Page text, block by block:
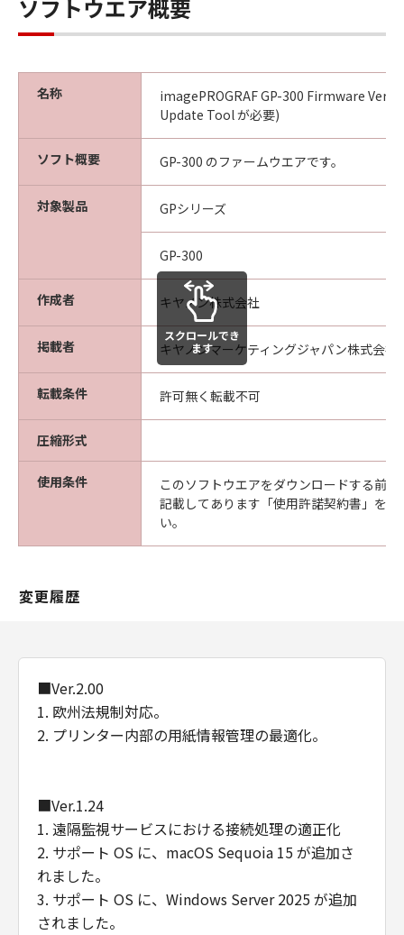
憶媒体に格納されて提供されている場合、
キヤノンは、お客様が「許諾ソフトウエ
（以下「メディア」と言います）に物理的
な欠陥がないことを保証します。当該保証
期間中に「メディア」に物理的な欠陥が発
ア」を交換いたします。
状態で使用許諾されます。キヤノン、キヤノン
の関連会社、それらの販売代理店及び販売店
は、「本ソフトウエア」に関して、商品性及び
特定の目的への適合性の保証を含め、いかなる
保証も、明示たると黙示たるとを問わず一切し
ないものとします。
(2) キヤノン、キヤノンの関連会社、それらの販
売代理店及び販売店は、「許諾ソフトウエア」
の使用または使用不能から生ずるいかなる損害
（逸失利益及びその他の派生的または付随的な
損害を含むがこれらに限定されない）につい
て、一切の責任を負わないものとします。例
え、キヤノン、キヤノンの関連会社、それらの
販売代理店及び販売店がかかる損害の可能性に
(3) キヤノン、キヤノンの関連会社、それらの販
売代理店及び販売店は、「本ソフトウエア」の
間に生じたいかなる紛争についても、一切責任
(4) 以上が、「本ソフトウエア」に関するキヤノ
ン、キヤノンの関連会社、それらの販売代理店
及び販売店のすべての責任であり、お客様の唯
お客様は、日本国政府または関連する外国政府
より必要な認可等を得ることなしに「本ソフト
ウエア」の全部または一部を、直接または間接
に輸出してはなりません。
契約期間
(1) 本契約は、お客様が「本ソフトウエア」を
ソフトウエア概要
名称
imagePROGRAF GP-300 Firmware
Update Tool が必要)
ソフト概要 GP-300 のファームウエアです。
対象製品 GPシリーズ
GP-300
作成者 キヤノン株式会社
掲載者 キヤノンマーケティングジャパン株式会社
転載条件 許可無く転載不可
圧縮形式
使用条件
このソフトウエアをダウンロードする前
記載してあります「使用許諾契約書」を
い。
スクロールでき
ます
変更履歴
■Ver.2.00
1. 欧州法規制対応。
2. プリンター内部の用紙情報管理の最適化。
■Ver.1.24
1. 遠隔監視サービスにおける接続処理の適正化
2. サポート OS に、macOS Sequoia 15 が追加さ
れました。
3. サポート OS に、Windows Server 2025 が追加
されました。